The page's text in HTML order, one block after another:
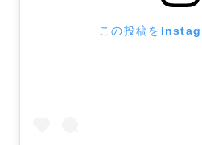
この投稿を